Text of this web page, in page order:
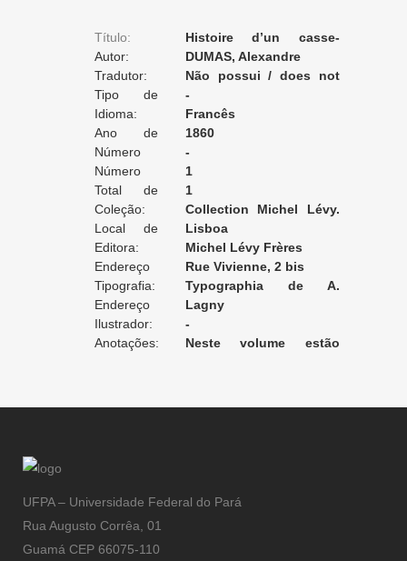
Título:
Histoire d’un casse-
noisette
Autor:
DUMAS, Alexandre
Tradutor:
Não possui / does not
apply / ne posséde pas
Tipo de
Tradução:
-
Idioma:
Francês
Ano de
Edição:
1860
Número
da Edição:
-
Número
do Volume:
1
Total de
Volumes:
1
Coleção:
Collection Michel Lévy.
Oeuvres Complètes
d'Alexandre Dumas
Local de
Edição:
Lisboa
Editora:
Michel Lévy Frères
Endereço
da Editora:
Rue Vivienne, 2 bis
Tipografia:
Typographia de A.
Varigault et Cie
Endereço
da Tipografia:
Lagny
Ilustrador:
-
Anotações:
Neste volume estão
UFPA – Universidade Federal do Pará
Rua Augusto Corrêa, 01
Guamá CEP 66075-110